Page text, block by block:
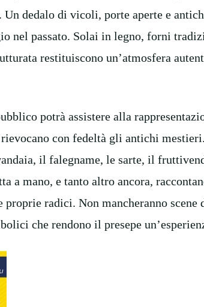
Un dedalo di vicoli, porte aperte e
nel passato. Solai in legno, forni
restituiscono un’atmosfera
potrà assistere alla
con fedeltà gli antichi
il falegname, le sarte, il
a mano, e tanto altro ancora,
proprie radici. Non mancheranno scene
che rendono il presepe